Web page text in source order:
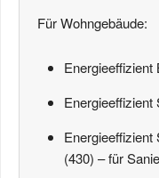
Für Wohngebäude:
Energieeffizient
Energieeffizient
(430) – für